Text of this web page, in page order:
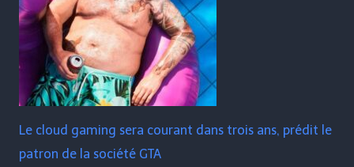
Le cloud gaming sera courant dans trois ans, prédit le
patron de la société GTA